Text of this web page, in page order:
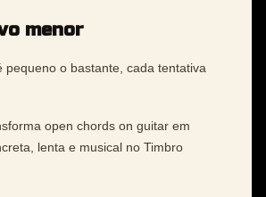
menor
pequeno o bastante, cada tentativa
open chords on guitar em
lenta e musical no Timbro